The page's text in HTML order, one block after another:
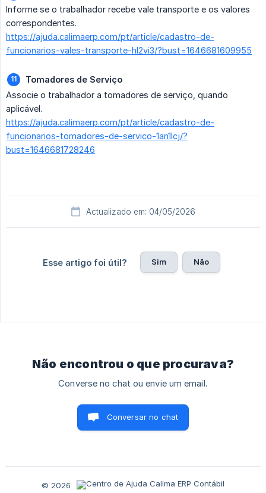
Informe se o trabalhador recebe vale transporte e os valores
correspondentes.
https://ajuda.calimaerp.com/pt/article/cadastro-de-
funcionarios-vales-transporte-hl2vi3/?bust=1646681609955
Tomadores de Serviço
Associe o trabalhador a tomadores de serviço, quando
aplicável.
https://ajuda.calimaerp.com/pt/article/cadastro-de-
funcionarios-tomadores-de-servico-1an1lcj/?
bust=1646681728246
Actualizado em: 04/05/2026
Esse artigo foi útil? Sim Não
Não encontrou o que procurava?
Converse no chat ou envie um email.
Conversar no chat
© 2026